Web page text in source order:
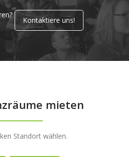
Kontaktiere uns!
mieten
Standort wählen.